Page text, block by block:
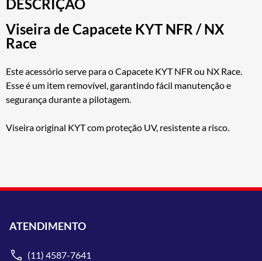
DESCRIÇÃO
Viseira de Capacete KYT NFR / NX
Race
Este acessório serve para o Capacete KYT NFR ou NX Race.
Esse é um item removível, garantindo fácil manutenção e
segurança durante a pilotagem.
Viseira original KYT com proteção UV, resistente a risco.
ATENDIMENTO
(11) 4587-7641